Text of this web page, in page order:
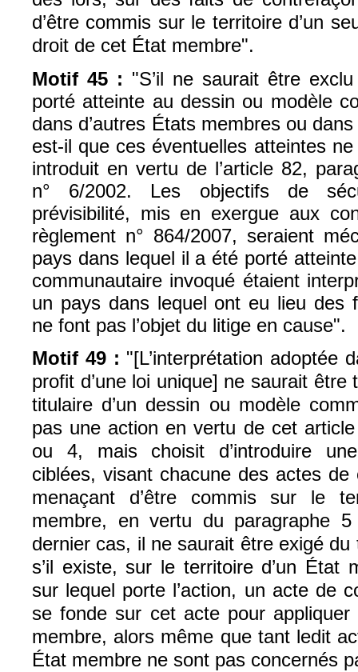
d’être commis sur le territoire d’un
droit de cet État membre".
Motif 45 : "S’il ne saurait être
porté atteinte au dessin ou modèle
dans d’autres États membres ou
est-il que ces éventuelles atteintes
introduit en vertu de l’article 82,
n° 6/2002. Les objectifs de
prévisibilité, mis en exergue aux
règlement n° 864/2007, seraient
pays dans lequel il a été porté
communautaire invoqué étaient
un pays dans lequel ont eu lieu des
ne font pas l’objet du litige en cause".
Motif 49 : "[L’interprétation adoptée
profit d’une loi unique] ne saurait
titulaire d’un dessin ou modèle
pas une action en vertu de cet
ou 4, mais choisit d’introduire
ciblées, visant chacune des actes
menaçant d’être commis sur le
membre, en vertu du paragraphe
dernier cas, il ne saurait être exigé du
s’il existe, sur le territoire d’un État
sur lequel porte l’action, un acte de
se fonde sur cet acte pour
membre, alors même que tant ledit
État membre ne sont pas concernés